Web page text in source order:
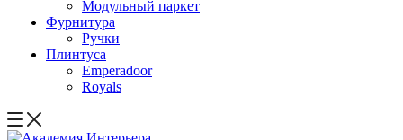
Модульный паркет
Фурнитура
Ручки
Плинтуса
Emperadoor
Royals